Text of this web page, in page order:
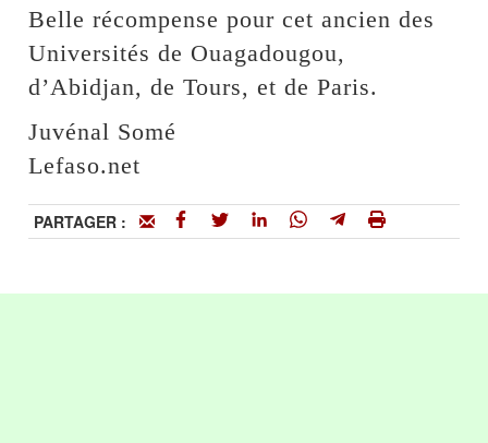
Belle récompense pour cet ancien des
Universités de Ouagadougou,
d’Abidjan, de Tours, et de Paris.
Juvénal Somé
Lefaso.net
PARTAGER :